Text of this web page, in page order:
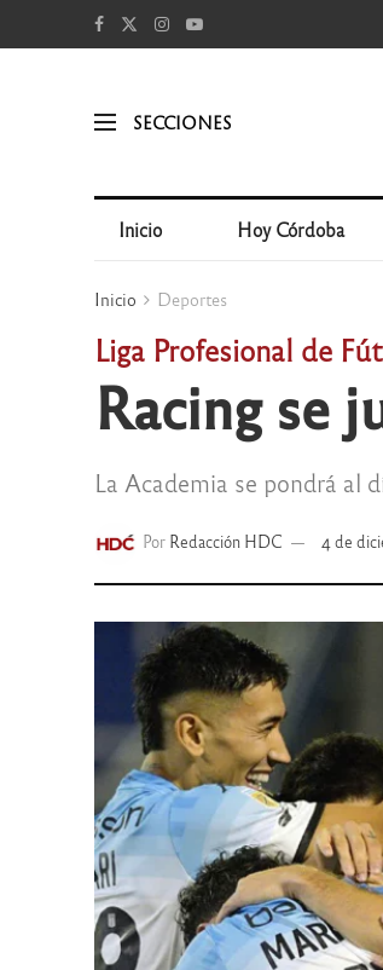
SECCIONES
Inicio Hoy Córdoba
Inicio Deportes
Liga Profesional de
Racing se
La Academia se pondrá al
Por Redacción HDC 4 de